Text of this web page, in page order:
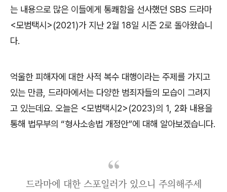
는 내용으로 많은 이들에게 통쾌함을 선사했던 SBS 드라마
<모범택시 >(2021)가 지난 2월 18일 시즌 2로 돌아왔습니
다.
억울한 피해자에 대한 사적 복수 대행이라는 주제를 가지고
있는 만큼, 드라마에서는 다양한 범죄자들의 모습이 그려지
고 있는데요. 오늘은 <모범택시 2>(2023)의 1, 2화 내용을
통해 법무부의 “형사소송법 개정안”에 대해 알아보겠습니다.
드라마에 대한 스포일러가 있으니 주의해주세